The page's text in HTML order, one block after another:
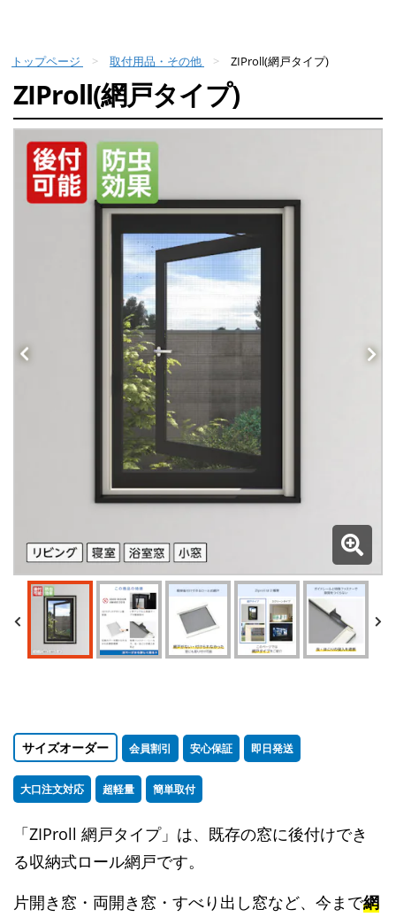
トップページ 取付用品・その他 ZIProll(網戸タイプ)
ZIProll(網戸タイプ)
サイズオーダー 会員割引 安心保証 即日発送
大口注文対応 超軽量 簡単取付
「ZIProll 網戸タイプ」は、既存の窓に後付けでき
る収納式ロール網戸です。
片開き窓・両開き窓・すべり出し窓など、今まで網